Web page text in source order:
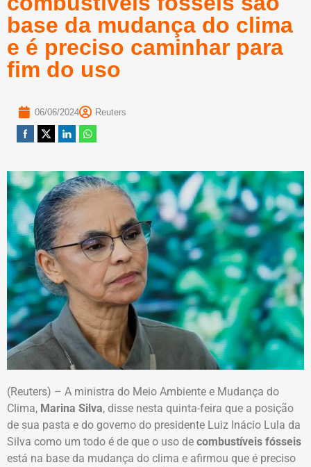
base da mudança do clima
e é preciso caminhar para
fim do uso
06/06/2024 Reuters
(Reuters) – A ministra do Meio Ambiente e Mudança do
Clima, Marina Silva, disse nesta quinta-feira que a posição
de sua pasta e do governo do presidente Luiz Inácio Lula da
Silva como um todo é de que o uso de combustíveis fósseis
está na base da mudança do clima e afirmou que é preciso